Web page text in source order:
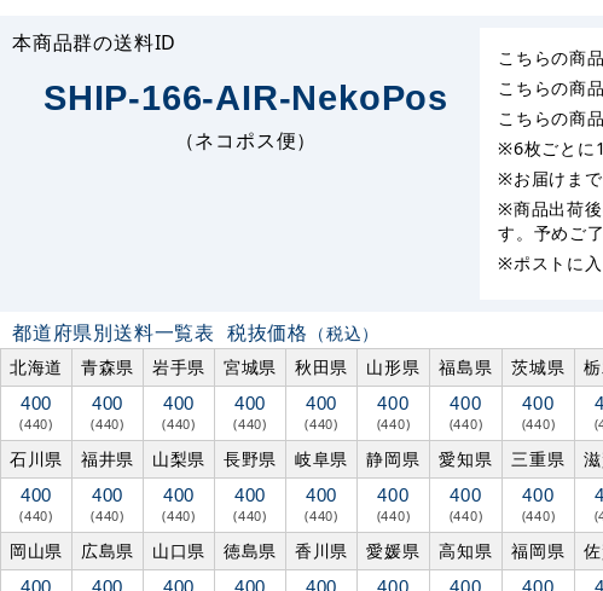
本商品群の送料ID
SHIP-166-AIR-NekoPos
（ネコポス便）
こちらの商
こちらの商
こちらの商
※6枚ごとに
※お届けまで
※商品出荷
す。予めご
※ポストに入
都道府県別送料一覧表 税抜価格 （税込）
北海道
青森県 岩手県 宮城県 秋田県 山形県 福島県 茨城県
400
(440)
400
(440)
400
(440)
400
(440)
400
(440)
400
(440)
400
(440)
400
(440)
石川県 福井県 山梨県 長野県 岐阜県 静岡県 愛知県 三重県
400
(440)
400
(440)
400
(440)
400
(440)
400
(440)
400
(440)
400
(440)
400
(440)
岡山県 広島県 山口県 徳島県 香川県 愛媛県 高知県 福岡県
400 400 400 400 400 400 400 400